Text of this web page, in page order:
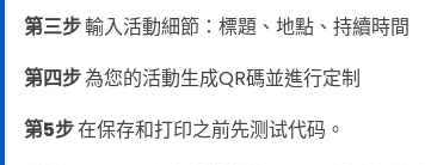
第三步輸入活動細節：標題、地點、持續時間
第四步為您的活動生成QR碼並進行定制
第5步在保存和打印之前先测试代码。